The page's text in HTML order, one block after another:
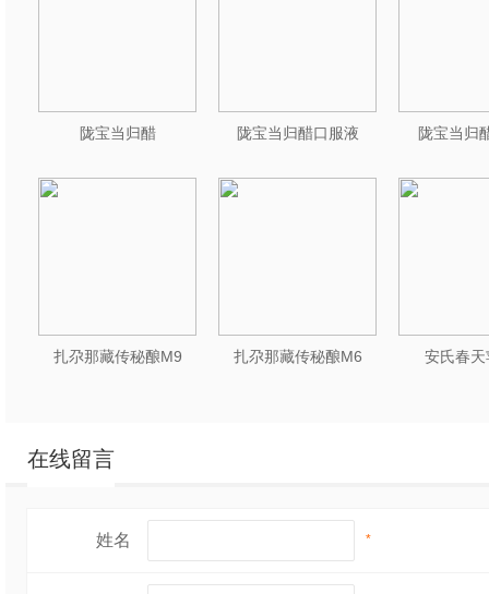
陇宝当归醋 陇宝当归醋口服液 陇宝当归
扎尕那藏传秘酿M9 扎尕那藏传秘酿M6 安氏春天
在线留言
姓名 *